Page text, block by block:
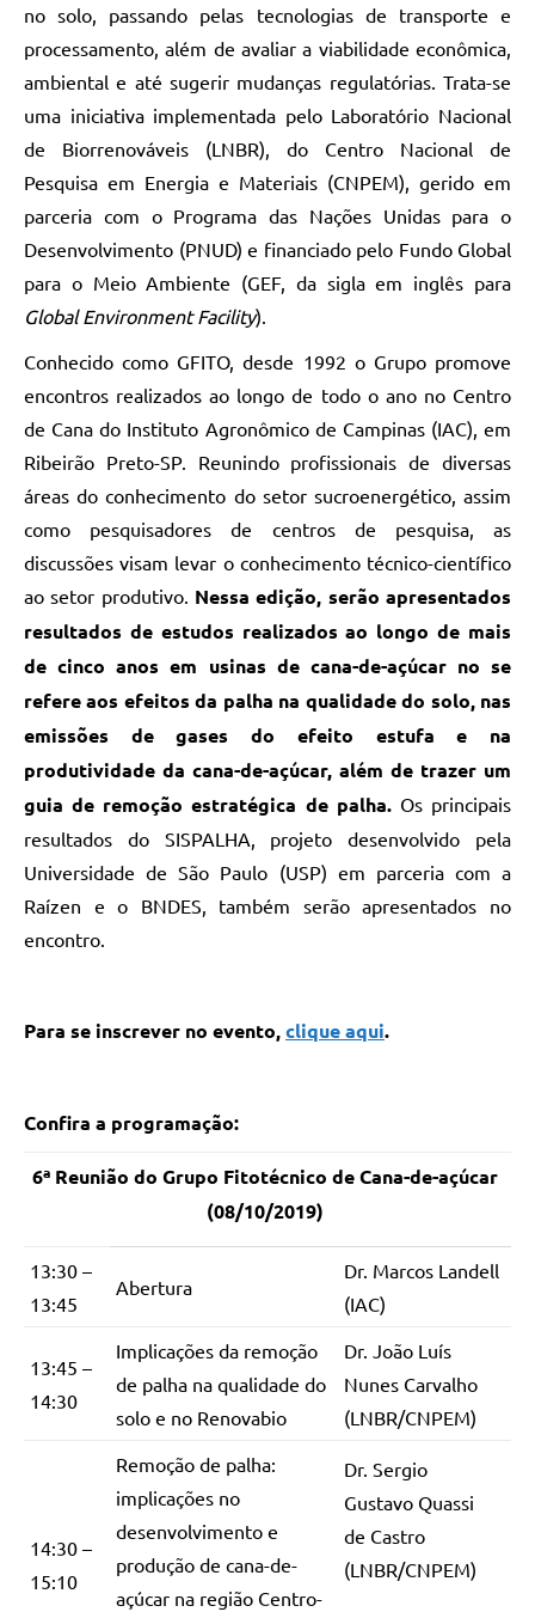
no solo, passando pelas tecnologias de transporte e
processamento, além de avaliar a viabilidade econômica,
ambiental e até sugerir mudanças regulatórias. Trata-se
uma iniciativa implementada pelo Laboratório Nacional
de Biorrenováveis (LNBR), do Centro Nacional de
Pesquisa em Energia e Materiais (CNPEM), gerido em
parceria com o Programa das Nações Unidas para o
Desenvolvimento (PNUD) e financiado pelo Fundo Global
para o Meio Ambiente (GEF, da sigla em inglês para
Global Environment Facility).
Conhecido como GFITO, desde 1992 o Grupo promove
encontros realizados ao longo de todo o ano no Centro
de Cana do Instituto Agronômico de Campinas (IAC), em
Ribeirão Preto-SP. Reunindo profissionais de diversas
áreas do conhecimento do setor sucroenergético, assim
como pesquisadores de centros de pesquisa, as
discussões visam levar o conhecimento técnico-científico
ao setor produtivo. Nessa edição, serão apresentados
resultados de estudos realizados ao longo de mais
de cinco anos em usinas de cana-de-açúcar no se
refere aos efeitos da palha na qualidade do solo, nas
emissões de gases do efeito estufa e na
produtividade da cana-de-açúcar, além de trazer um
guia de remoção estratégica de palha.Os principais
resultados do SISPALHA, projeto desenvolvido pela
Universidade de São Paulo (USP) em parceria com a
Raízen e o BNDES, também serão apresentados no
encontro.
Para se inscrever no evento,clique aqui.
Confira a programação:
6ª Reunião do Grupo Fitotécnico de Cana-de-açúcar
(08/10/2019)
13:30 –
13:45
Abertura
Dr. Marcos Landell
(IAC)
13:45 –
14:30
Implicações da remoção
de palha na qualidade do
solo e no Renovabio
Dr. João Luís
Nunes Carvalho
(LNBR/CNPEM)
14:30 –
15:10
Remoção de palha:
implicações no
desenvolvimento e
produção de cana-de-
açúcar na região Centro-
Dr. Sergio
Gustavo Quassi
de Castro
(LNBR/CNPEM)